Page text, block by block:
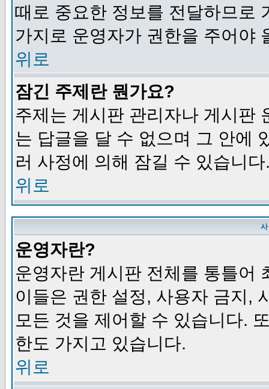
때로 중요한 정보를 전달하므로
가지로 운영자가 권한을 주어야
위로
잠긴 주제란 뭔가요?
주제는 게시판 관리자나 게시판
는 답글을 달 수 없으며 그 안에
러 사정에 의해 잠길 수 있습니다
위로
운영자란?
운영자란 게시판 전체를 통틀어
이들은 권한 설정, 사용자 금지,
모든 것을 제어할 수 있습니다.
한도 가지고 있습니다.
위로